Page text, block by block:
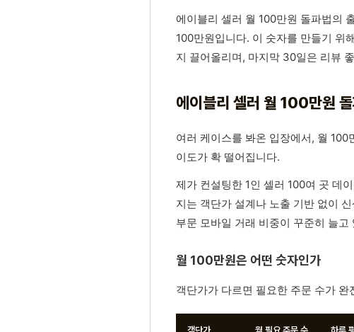
에이블리 셀러 월 100만원 돌파법의
100만원입니다. 이 숫자를 만들기 위
지 끌어올리며, 마지막 30일은 리뷰
에이블리 셀러 월 100만원
여러 케이스를 봐온 입장에서, 월
이도가 확 떨어집니다.
제가 컨설팅한 1인 셀러 100여 곳 데
지는 객단가 설계나 노출 기반 없이
부문 모바일 거래 비중이 꾸준히 늘
월 100만원은 어떤 숫자인가
객단가가 다르면 필요한 주문 수가